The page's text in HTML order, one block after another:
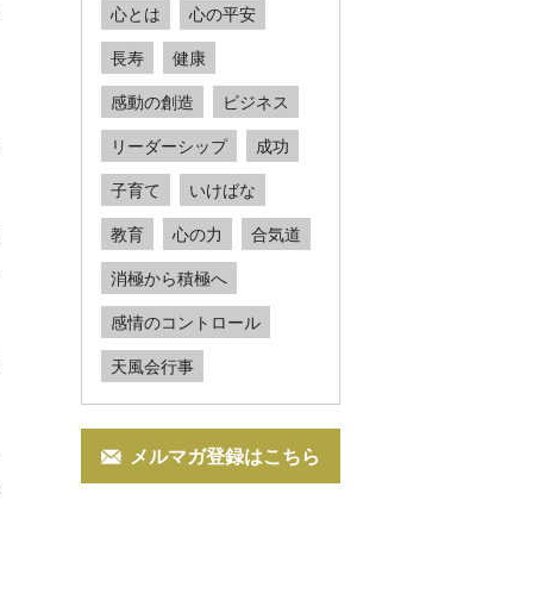
心とは 心の平安
長寿 健康
感動の創造 ビジネス
リーダーシップ 成功
子育て いけばな
教育 心の力 合気道
消極から積極へ
感情のコントロール
天風会行事
メルマガ登録はこちら